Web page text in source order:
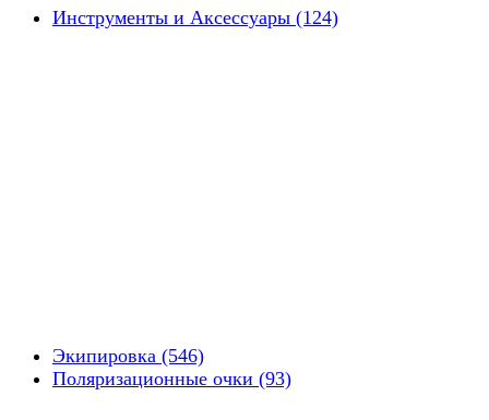
Инструменты и Аксессуары (124)
Экипировка (546)
Поляризационные очки (93)